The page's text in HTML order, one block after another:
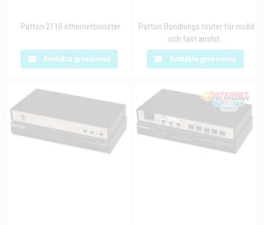
Patton 2110 ethernetbooster
Kontakta grossisten
Patton Bondnings router för mobil
och fast anslut...
Kontakta grossisten